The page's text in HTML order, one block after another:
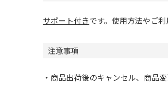
サポート付きです。使用方法やご
注意事項
・商品出荷後のキャンセル、商品